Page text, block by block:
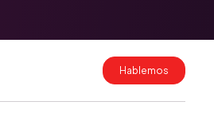
datos a
HubSpot: cómo
hacerlo sin
perder
Hablemos